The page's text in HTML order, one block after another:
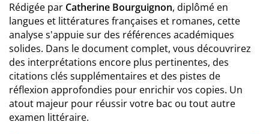
Rédigée par Catherine Bourguignon, diplômé en
langues et littératures françaises et romanes, cette
analyse s'appuie sur des références académiques
solides. Dans le document complet, vous découvrirez
des interprétations encore plus pertinentes, des
citations clés supplémentaires et des pistes de
réflexion approfondies pour enrichir vos copies. Un
atout majeur pour réussir votre bac ou tout autre
examen littéraire.